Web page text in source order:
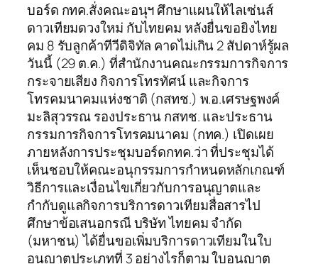
บอร์ด กทค.สั่งคณะอนุฯ ศึกษาแผนให้ไลเซ่นส์
ดาวเทียมดวงใหม่ กับไทยคม หลังยื่นขอยิงไทย
คม 8 รับลูกค้าทีวีดิจิทัล คาดไม่เกิน 2 สัปดาห์รู้ผล
วันนี้ (29 ต.ค.) ที่สำนักงานคณะกรรมการกิจการ
กระจายเสียง กิจการโทรทัศน์ และกิจการ
โทรคมนาคมแห่งชาติ (กสทช.) พ.อ.เศรษฐพงค์
มะลิสุวรรณ รองประธาน กสทช. และประธาน
กรรมการกิจการโทรคมนาคม (กทค.) เปิดเผย
ภายหลังการประชุมบอร์ดกทค.ว่า ที่ประชุมได้
เห็นชอบให้คณะอนุกรรมการกำหนดหลักเกณฑ์
วิธีการและเงื่อนไขเกี่ยวกับการอนุญาตและ
กำกับดูแลกิจการบริการดาวเทียมสื่อสารไป
ศึกษาข้อเสนอกรณี บริษัท ไทยคม จำกัด
(มหาชน) ได้ยื่นขอเพิ่มบริการดาวเทียมในใบ
อนุญาตประเภทที่ 3 อย่างไรก็ตาม ใบอนุญาต